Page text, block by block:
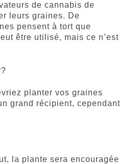
de cannabis de
leurs graines. De
pensent à tort que
être utilisé, mais ce n’est
planter vos graines
grand récipient, cependant
la plante sera encouragée